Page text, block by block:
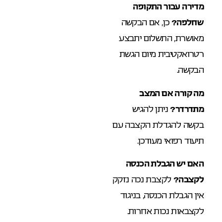
מדירה עבור התקופה
שחלפה?כן, אם הבקשה
מאושרת, התשלום יתבצע
רטרואקטיבית מיום הגשת
הבקשה.
מה קורה אם המצב
מתדרדר?ניתן להגיש
בקשה להגדלת הקצבה עם
תיעוד רפואי מעודכן.
האם יש הגבלת הכנסה
לקצבה?לקצבת נכה נזקק
אין הגבלת הכנסה, בניגוד
לקצבאות נכות אחרות.